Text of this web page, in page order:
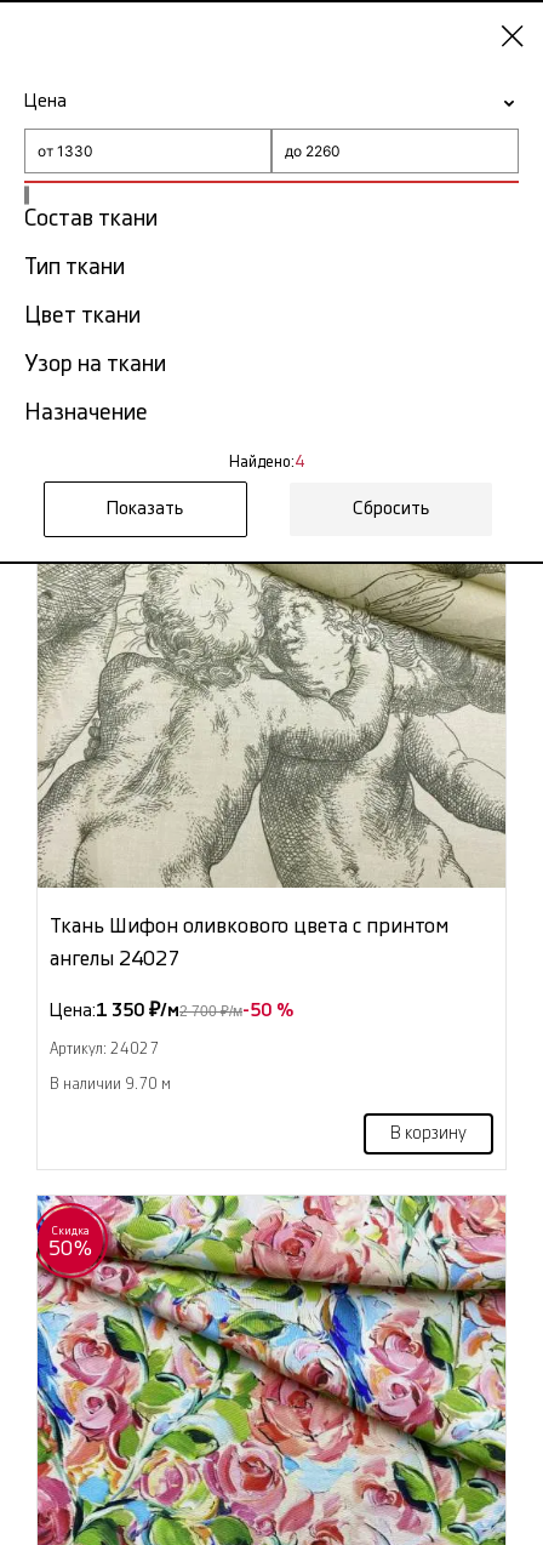
ГлавнаяТовар недели
Товар недели в
Цена
Состав ткани
Тип ткани
Цвет ткани
Узор на ткани
Назначение
Найдено:4
Сбросить
Ткань Шифон оливкового цвета с принтом
ангелы 24027
Цена:1 350 ₽/м2 700 ₽/м-50 %
Артикул: 24027
В наличии 9.70 м
В корзину
Скидка
50%